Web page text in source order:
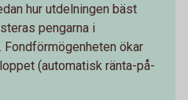
hur utdelningen bäst
pengarna i
Fondförmögenheten ökar
(automatisk ränta-på-